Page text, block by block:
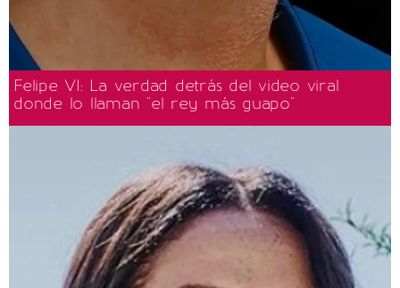
Felipe VI: La verdad detrás del video viral
donde lo llaman "el rey más guapo"